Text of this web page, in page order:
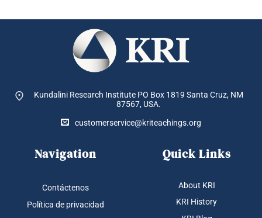
Kundalini Research Institute PO Box 1819 Santa Cruz, NM
87567, USA.
customerservice@kriteachings.org
Navigation
Contáctenos
Política de privacidad
Quick Links
About KRI
KRI History